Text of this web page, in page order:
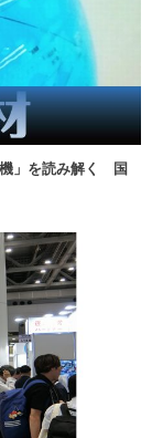
機」を読み解く 国